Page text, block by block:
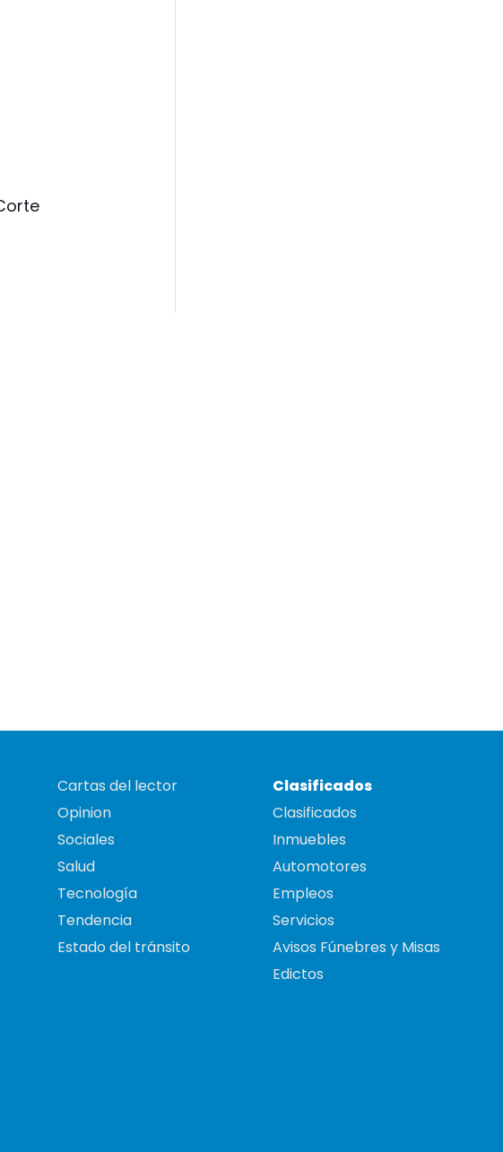
Cartas del lector
Opinion
Sociales
Salud
Tecnología
Tendencia
Estado del tránsito
Clasificados
Clasificados
Inmuebles
Automotores
Empleos
Servicios
Avisos Fúnebres y Misas
Edictos